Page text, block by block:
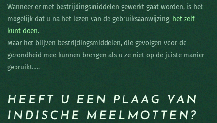
Wanneer er met bestrijdingsmiddelen gewerkt gaat worden, is het
mogelijk dat u na het lezen van de gebruiksaanwijzing, het zelf
kunt doen.
Maar het blijven bestrijdingsmiddelen, die gevolgen voor de
gezondheid mee kunnen brengen als u ze niet op de juiste manier
gebruikt…..
HEEFT U EEN PLAAG VAN
INDISCHE MEELMOTTEN?